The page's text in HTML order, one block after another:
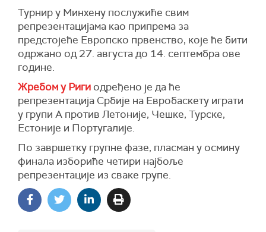
Турнир у Минхену послужиће свим
репрезентацијама као припрема за
предстојеће Европско првенство, које ће бити
одржано од 27. августа до 14. септембра ове
године.
Жребом у Риги одређено је да ће
репрезентација Србије на Евробаскету играти
у групи А против Летоније, Чешке, Турске,
Естоније и Португалије.
По завршетку групне фазе, пласман у осмину
финала избориће четири најбоље
репрезентације из сваке групе.